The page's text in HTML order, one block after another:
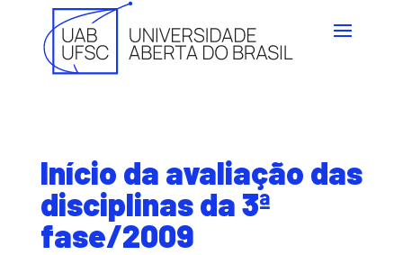
Início da avaliação das
disciplinas da 3ª
fase/2009